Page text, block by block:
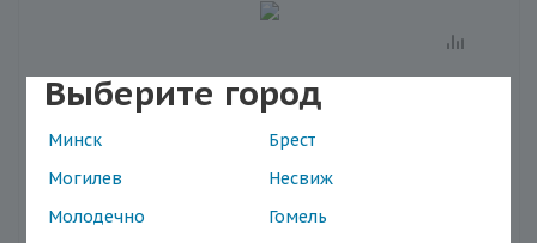
Выберите город
Минск
Брест
Могилев
Несвиж
Молодечно
Гомель